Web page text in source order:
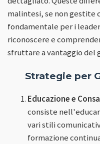
malintesi, se non gestite
fondamentale per i
riconoscere e
sfruttare a vantaggio del
Strategie per
Educazione e
consiste
vari stili
formazione